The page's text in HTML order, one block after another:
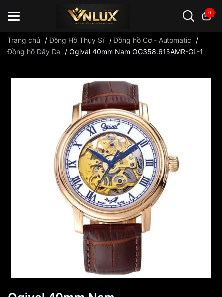
0
Trang chủ /Đồng Hồ Thụy Sĩ /Đồng hồ Cơ - Automatic
/
Đồng hồ Dây Da
/ Ogival 40mm Nam OG358.615AMR-GL-1